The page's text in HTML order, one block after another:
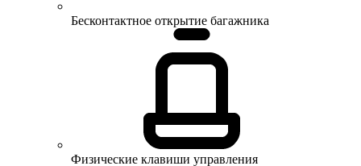
Бесконтактное открытие багажника
Физические клавиши управления